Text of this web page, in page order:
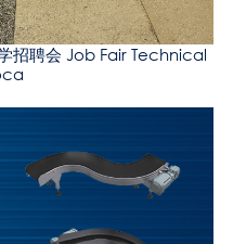
招聘会 Job Fair Technical